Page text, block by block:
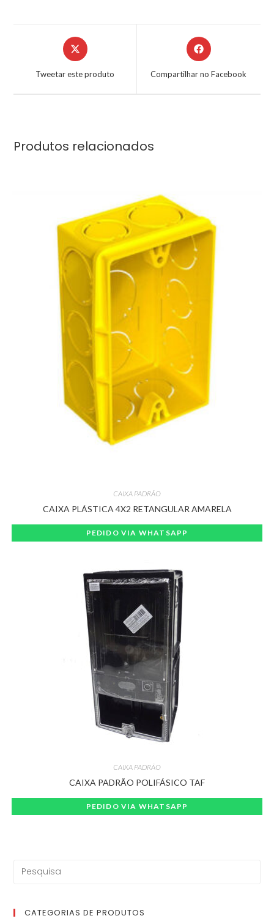
Tweetar este produto Compartilhar no Facebook
Produtos relacionados
CAIXA PADRÃO
CAIXA PLÁSTICA 4X2 RETANGULAR AMARELA
PEDIDO VIA WHATSAPP
CAIXA PADRÃO
CAIXA PADRÃO POLIFÁSICO TAF
PEDIDO VIA WHATSAPP
CATEGORIAS DE PRODUTOS